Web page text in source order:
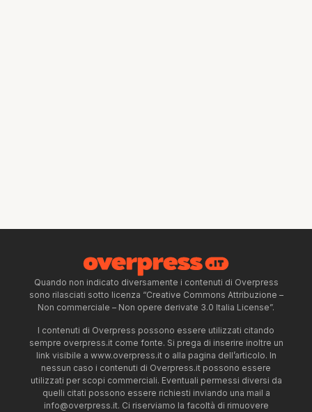
Quando non indicato diversamente i contenuti di Overpress
sono rilasciati sotto licenza “Creative Commons Attribuzione –
Non commerciale – Non opere derivate 3.0 Italia License”.
I contenuti di Overpress possono essere utilizzati citando
sempre overpress.it come fonte. Si prega di inserire inoltre un
link visibile a www.overpress.it o alla pagina dell’articolo. In
nessun caso i contenuti di Overpress.it possono essere
utilizzati per scopi commerciali. Eventuali permessi diversi da
quelli citati possono essere richiesti inviando una mail a
info@overpress.it. Ci riserviamo la facoltà di rimuovere